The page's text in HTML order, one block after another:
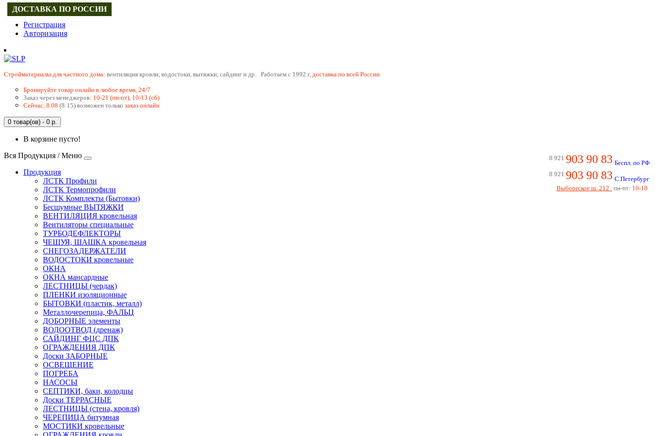
Регистрация
Авторизация
Cтройматериалы для частного дома: вентиляция кровли, водостоки, вытяжки, сайдинг и др. Работаем с 1992 г, доставка по всей России.
Бронируйте товар онлайн в любое время, 24/7
Заказ через менеджеров: 10-21 (пн-пт), 10-13 (сб)
Сейчас, 8.08 (8:15) возможен только заказ онлайн
0 товар(ов) - 0 р.
В корзине пусто!
8 921 903 90 83 Беспл. по РФ
8 921 903 90 83 С.Петербург
Выборгское ш. 212
пн-пт: 10-18
Вся Продукция / Меню
Продукция
ЛСТК Профили
ЛСТК Термопрофили
ЛСТК Комплекты (Бытовки)
Бесшумные ВЫТЯЖКИ
ВЕНТИЛЯЦИЯ кровельная
Вентиляторы специальные
ТУРБОДЕФЛЕКТОРЫ
ЧЕШУЯ, ШАШКА кровельная
СНЕГОЗАДЕРЖАТЕЛИ
ВОДОСТОКИ кровельные
ОКНА
ОКНА мансардные
ЛЕСТНИЦЫ (чердак)
ПЛЕНКИ изоляционные
БЫТОВКИ (пластик, металл)
Металлочерепица, ФАЛЬЦ
ДОБОРНЫЕ элементы
ВОДООТВОД (дренаж)
САЙДИНГ ФЦС ДПК
ОГРАЖДЕНИЯ ДПК
Доски ЗАБОРНЫЕ
ОСВЕЩЕНИЕ
ПОГРЕБА
НАСОСЫ
СЕПТИКИ, баки, колодцы
Доски ТЕРРАСНЫЕ
ЛЕСТНИЦЫ (стена, кровля)
ЧЕРЕПИЦА битумная
МОСТИКИ кровельные
ДОСТАВКА ПО РОССИИ